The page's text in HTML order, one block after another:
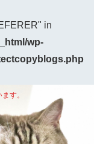
in
wp-
す。